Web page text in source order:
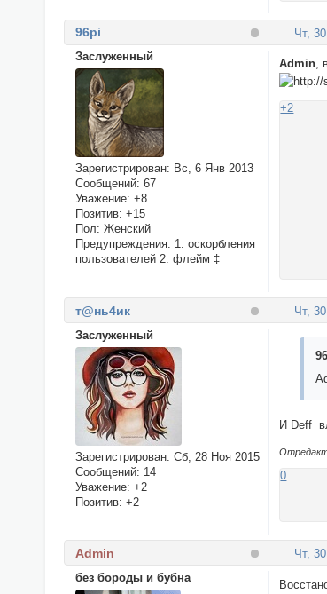
Чт,
96pi
Заслуженный
Зарегистрирован: Вс, 6 Янв 2013
Сообщений: 67
Уважение: +8
Позитив: +15
Пол: Женский
Предупреждения: 1: оскорбления
пользователей 2: флейм ‡
Admin
+2
Чт,
т@нь4ик
Заслуженный
Зарегистрирован: Сб, 28 Ноя 2015
Сообщений: 14
Уважение: +2
Позитив: +2
И Deff
0
Чт,
Admin
без бороды и бубна